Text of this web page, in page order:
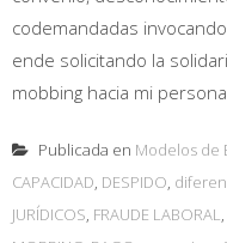
codemandadas
ende solicitando la
mobbing hacia mi persona
Publicada en Modelos de
CAPACIDAD, DESPIDO,
JURÍDICOS, FRAUDE LABORAL,